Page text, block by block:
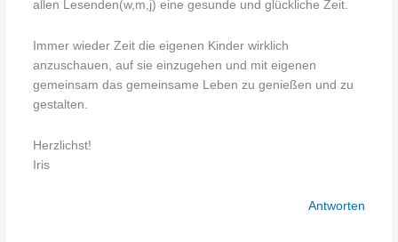
allen Lesenden(w,m,j) eine gesunde und glückliche Zeit.
Immer wieder Zeit die eigenen Kinder wirklich
anzuschauen, auf sie einzugehen und mit eigenen
gemeinsam das gemeinsame Leben zu genießen und zu
gestalten.
Herzlichst!
Iris
Antworten